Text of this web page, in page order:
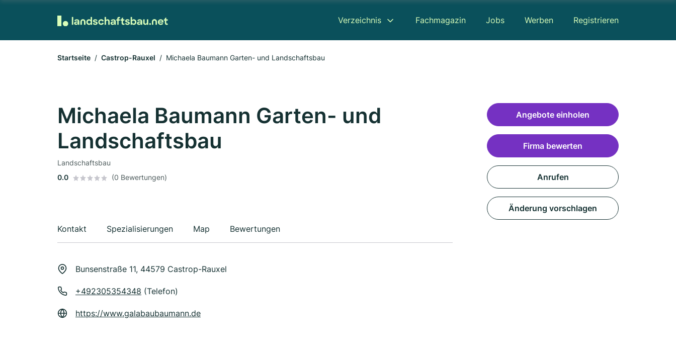
Verzeichnis Fachmagazin Jobs Werben Registrieren
Startseite Castrop-Rauxel Michaela Baumann Garten- und Landschaftsbau
Michaela Baumann Garten- und
Landschaftsbau
Landschaftsbau
0.0
(0 Bewertungen)
Kontakt Spezialisierungen Map Bewertungen
Bunsenstraße 11, 44579 Castrop-Rauxel
+492305354348 (Telefon)
https://www.galabaubaumann.de
Angebote einholen
Firma bewerten
Anrufen
Änderung vorschlagen